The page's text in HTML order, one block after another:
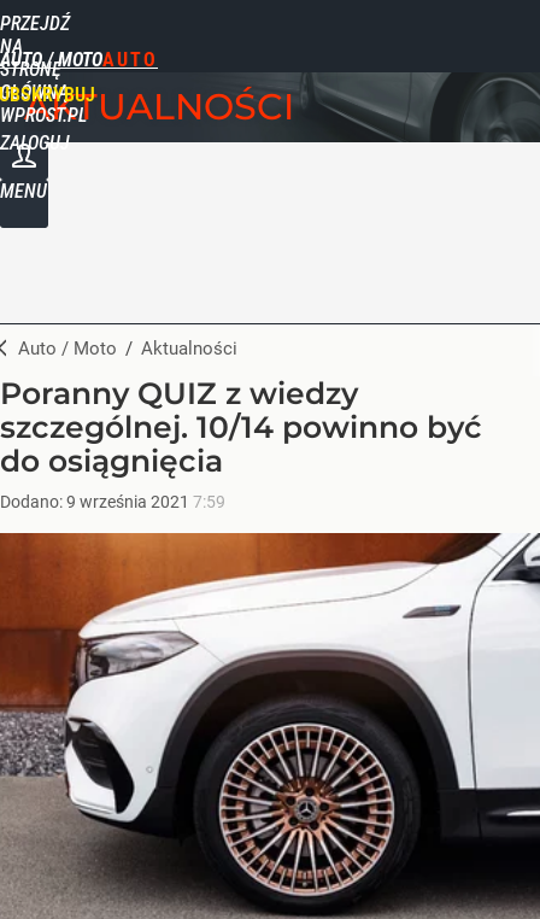
PRZEJDŹ
NA
STRONĘ
GŁÓWNĄ
WPROST.PL
AUTO / MOTO
ZALOGUJ
MENU
AKTUALNOŚCI
Auto / Moto / Aktualności
Poranny QUIZ z wiedzy
szczególnej. 10/14 powinno być
do osiągnięcia
Dodano:9 września 2021 7:59